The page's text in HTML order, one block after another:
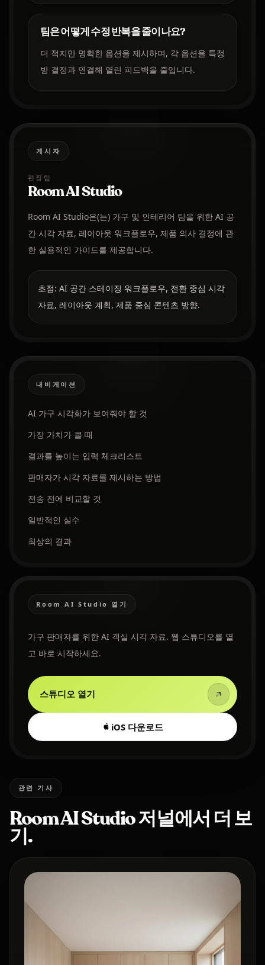
팀은 어떻게 수정 반복을 줄이나요?
더 적지만 명확한 옵션을 제시하며, 각 옵션을 특정
방 결정과 연결해 열린 피드백을 줄입니다.
게시자
편집팀
Room AI Studio
Room AI Studio은(는) 가구 및 인테리어 팀을 위한 AI 공
간 시각 자료, 레이아웃 워크플로우, 제품 의사 결정에 관
한 실용적인 가이드를 제공합니다.
초점: AI 공간 스테이징 워크플로우, 전환 중심 시각
자료, 레이아웃 계획, 제품 중심 콘텐츠 방향.
내비게이션
AI 가구 시각화가 보여줘야 할 것
가장 가치가 클 때
결과를 높이는 입력 체크리스트
판매자가 시각 자료를 제시하는 방법
전송 전에 비교할 것
일반적인 실수
최상의 결과
Room AI Studio 열기
가구 판매자를 위한 AI 객실 시각 자료. 웹 스튜디오를 열
고 바로 시작하세요.
스튜디오 열기
iOS 다운로드
관련 기사
Room AI Studio 저널에서 더 보
기.